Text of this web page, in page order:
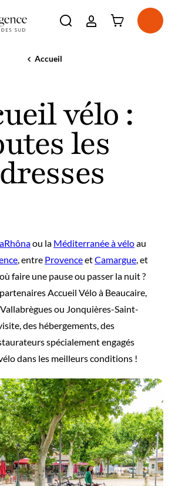
Ouvrir la barre de
Connexion à
Accueil
Accueil
les
adressesvélo :
les
ou la Méditerranée à véloau
, entre ProvenceetCamargue, et
faire une pause ou passer la nuit ?
Accueil Vélo à Beaucaire,
ou Jonquières-Saint-
des hébergements, des
spécialement engagés
dans les meilleurs conditions !